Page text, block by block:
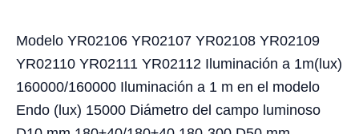
Modelo YR02106 YR02107 YR02108 YR02109
YR02110 YR02111 YR02112 Iluminación a 1m(lux)
160000/160000 Iluminación a 1 m en el modelo
Endo (lux) 15000 Diámetro del campo luminoso